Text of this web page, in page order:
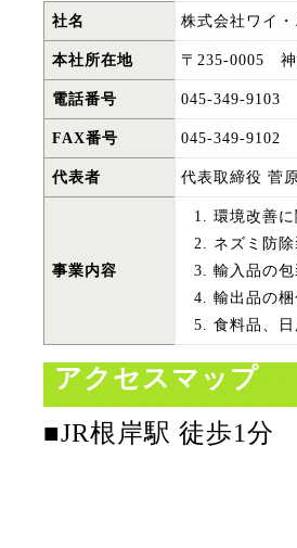
社名 株式会社ワイ
本社所在地 〒235-0005 神
電話番号 045-349-9103
FAX番号 045-349-9102
代表者 代表取締役 菅
事業内容
環境改善
ネズミ防
輸入品の
輸出品の
食料品、
アクセスマップ
■JR根岸駅 徒歩1分